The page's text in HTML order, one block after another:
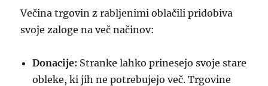
Večina trgovin z rabljenimi oblačili pridobiva
svoje zaloge na več načinov:
Donacije: Stranke lahko prinesejo svoje stare
obleke, ki jih ne potrebujejo več. Trgovine